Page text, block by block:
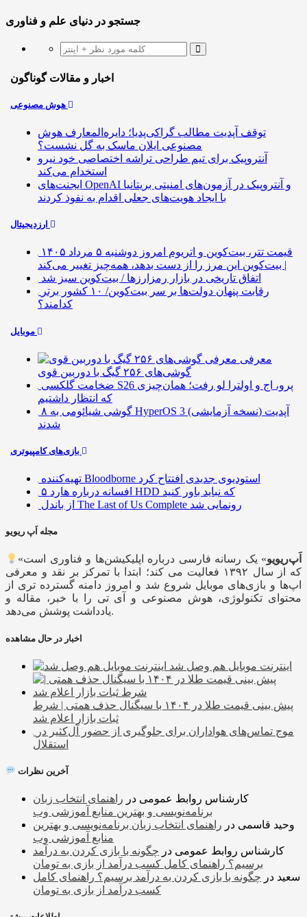
جستجو در دنیای علم و فناوری
اخبار و مقالات گوناگون
توقف آپدیت مطالب گراکی‌پدیا؛ دایره‌المعارف هوش
مصنوعی ایلان ماسک به گل نشست؟
آنتروپیک برای تیم طراحی تراشه اختصاصی خود نیرو
استخدام می‌کند
ایجنت‌های OpenAI و آنتروپیک در آزمون‌های امنیتی بریتانیا
با ایجاد هویت‌های جعلی اقدام به نفوذ کردند
قیمت تتر، بیت‌کوین و اتریوم امروز دوشنبه ۵ مرداد ۱۴۰۵
| بیت‌کوین این مرز را از دست بدهد، همه‌چیز تغییر می‌کند
اتفاق تاریخی در بازار رمزارزها / بیت‌کوین سبز شد
رقابت پنهان دولت‌ها بر سر بیت‌کوین/ ۱۰ کشور برتر
کدامند؟
معرفی
گوشی‌های ۲۵۶ گیگ با دوربین قوی
ضخامت گلکسی S26 پرو، اج و اولترا لو رفت؛ همان‌چیزی
که انتظار داشتیم
۸ گوشی شیائومی به HyperOS 3 (نسخه آزمایشی) آپدیت
شدند
تهیه‌کننده Bloodborne استودیوی جدیدی افتتاح کرد
۵ افسانه درباره هارد HDD که نباید باور کنید
از باندل The Last of Us Complete رونمایی شد
مجله اَپ ریویو
« اَپ‌ریویو» یک رسانه فارسی درباره اپلیکیشن‌ها و فناوری است
که از سال ۱۳۹۲ فعالیت می کند؛ ابتدا با تمرکز بر نقد و معرفی
اپ‌ها و بازی‌های موبایل شروع شد و امروز دامنه گسترده تری از
محتوای تکنولوژی، هوش مصنوعی و آی تی را با خبر، مقاله و
یادداشت پوشش می‌دهد.
اخبار در حال مشاهده
اینترنت موبایل هم وصل شد
پیش بینی قیمت طلا در ۱۴۰۴ با سیگنال حذف همتی | شرط
ثبات بازار اعلام شد
موج تماس‌های هواداران برای جلوگیری از حضور آل‌کثیر در
استقلال
آخرین نظرات
کارشناس روابط عمومی در راهنمای انتخاب زبان
برنامه‌نویسی و بهترین منابع آموزشی وب
وحید قاسمی در راهنمای انتخاب زبان برنامه‌نویسی و بهترین
منابع آموزشی وب
کارشناس روابط عمومی در چگونه با بازی کردن به درآمد
برسیم؟ راهنمای کامل کسب درآمد از بازی به تومان
سعید در چگونه با بازی کردن به درآمد برسیم؟ راهنمای کامل
کسب درآمد از بازی به تومان